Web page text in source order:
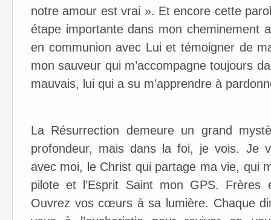
notre amour est vrai ». Et encore cette
étape importante dans mon cheminement
en communion avec Lui et témoigner de
mon sauveur qui m’accompagne toujours
mauvais, lui qui a su m’apprendre à
La Résurrection demeure un grand
profondeur, mais dans la foi, je vois. Je
avec moi, le Christ qui partage ma vie, qui
pilote et l’Esprit Saint mon GPS.
Ouvrez vos cœurs à sa lumière. Chaque